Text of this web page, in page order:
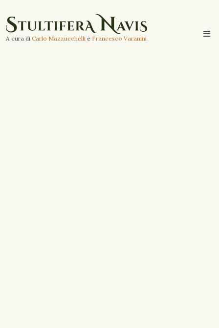
A cura di Carlo Mazzucchelli e Francesco Varanini